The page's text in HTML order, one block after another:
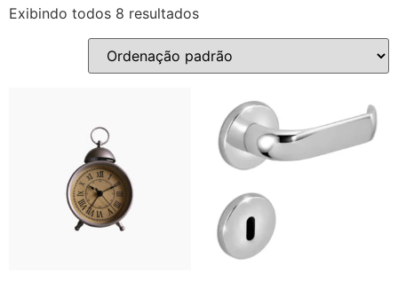
Exibindo todos 8 resultados